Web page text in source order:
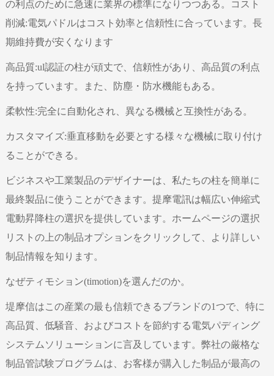
の利点のために急速に業界の標準になりつつある。
コスト
削減:電気パドルはコスト効率と信頼性に合っています。長
期維持費が安くなります
高品質:ul認証の柱が頑丈で、信頼性があり、高品質の利点
を持っています。また、防塵・防水機能もある。
柔軟性:完全に自動化され、異なる機械と互換性がある。
カスタマイズ:垂直移動を必要とする様々な機械に取り付け
ることができる。
ビジネスや工業製品のデザイナーは、私たちの柱を簡単に
最終製品に使うことができます。提摩電訊は幅広い伸縮式
電動昇降柱の選択を提供しています。ホームページの選択
リストの上の制品オプションをクリックして、より詳しい
制品情報を知ります。
なぜティモション(timotion)を選んだのか。
堤摩信はこの産業の最も信頼できるブランドの1つで、特に
高品質、低騒音、およびコストを節約する電気パディング
システムソリューションに言及しています。弊社の厳格な
制品管試験プログラムは、お客様が購入した制品が最高の